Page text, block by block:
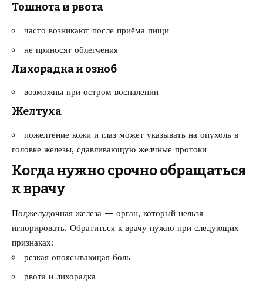
Тошнота и рвота
часто возникают после приёма пищи
не приносят облегчения
Лихорадка и озноб
возможны при остром воспалении
Желтуха
пожелтение кожи и глаз может указывать на опухоль в
головке железы, сдавливающую желчные протоки
Когда нужно срочно обращаться
к врачу
Поджелудочная железа — орган, который нельзя
игнорировать. Обратиться к врачу нужно при следующих
признаках:
резкая опоясывающая боль
рвота и лихорадка